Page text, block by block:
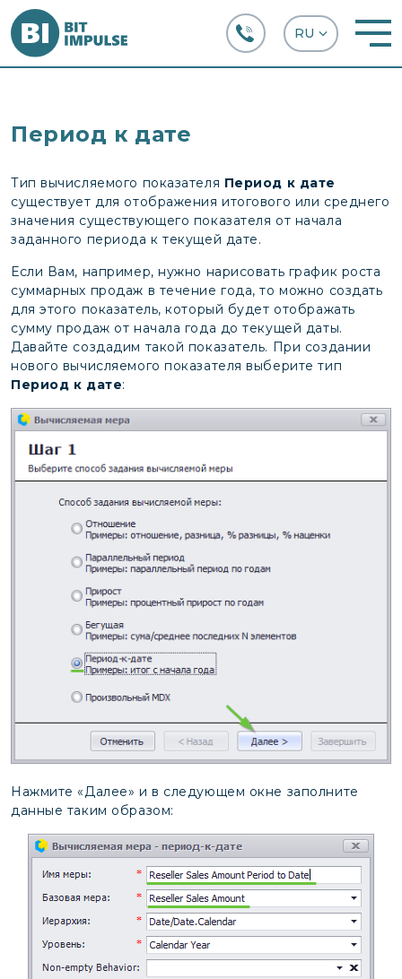
Период к дате
Тип вычисляемого показателя Период к дате
существует для отображения итогового или среднего
значения существующего показателя от начала
заданного периода к текущей дате.
Если Вам, например, нужно нарисовать график роста
суммарных продаж в течение года, то можно создать
для этого показатель, который будет отображать
сумму продаж от начала года до текущей даты.
Давайте создадим такой показатель. При создании
нового вычисляемого показателя выберите тип
Период к дате:
Нажмите «Далее» и в следующем окне заполните
данные таким образом: